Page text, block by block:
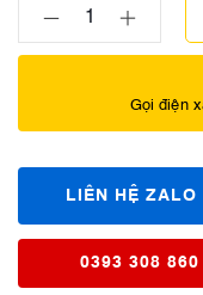
Gọi điện
LIÊN HỆ ZALO
0393 308 860